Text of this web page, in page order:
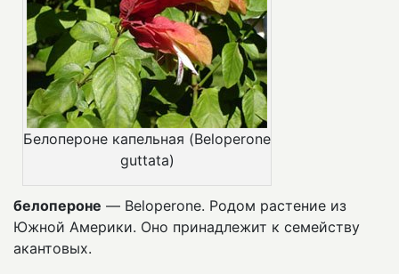
Белопероне капельная (Beloperone
guttata)
белопероне — Beloperone. Родом растение из
Южной Америки. Оно принадлежит к семейству
акантовых.